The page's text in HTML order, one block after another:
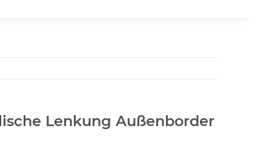
Lenkung Außenborder